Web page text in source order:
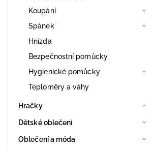
Koupání
Spánek
Hnízda
Bezpečnostní pomůcky
Hygienické pomůcky
Teploměry a váhy
Hračky
Dětské oblečení
Oblečení a móda